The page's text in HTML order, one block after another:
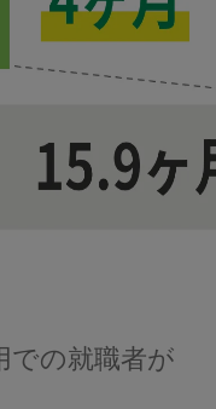
での就職者が